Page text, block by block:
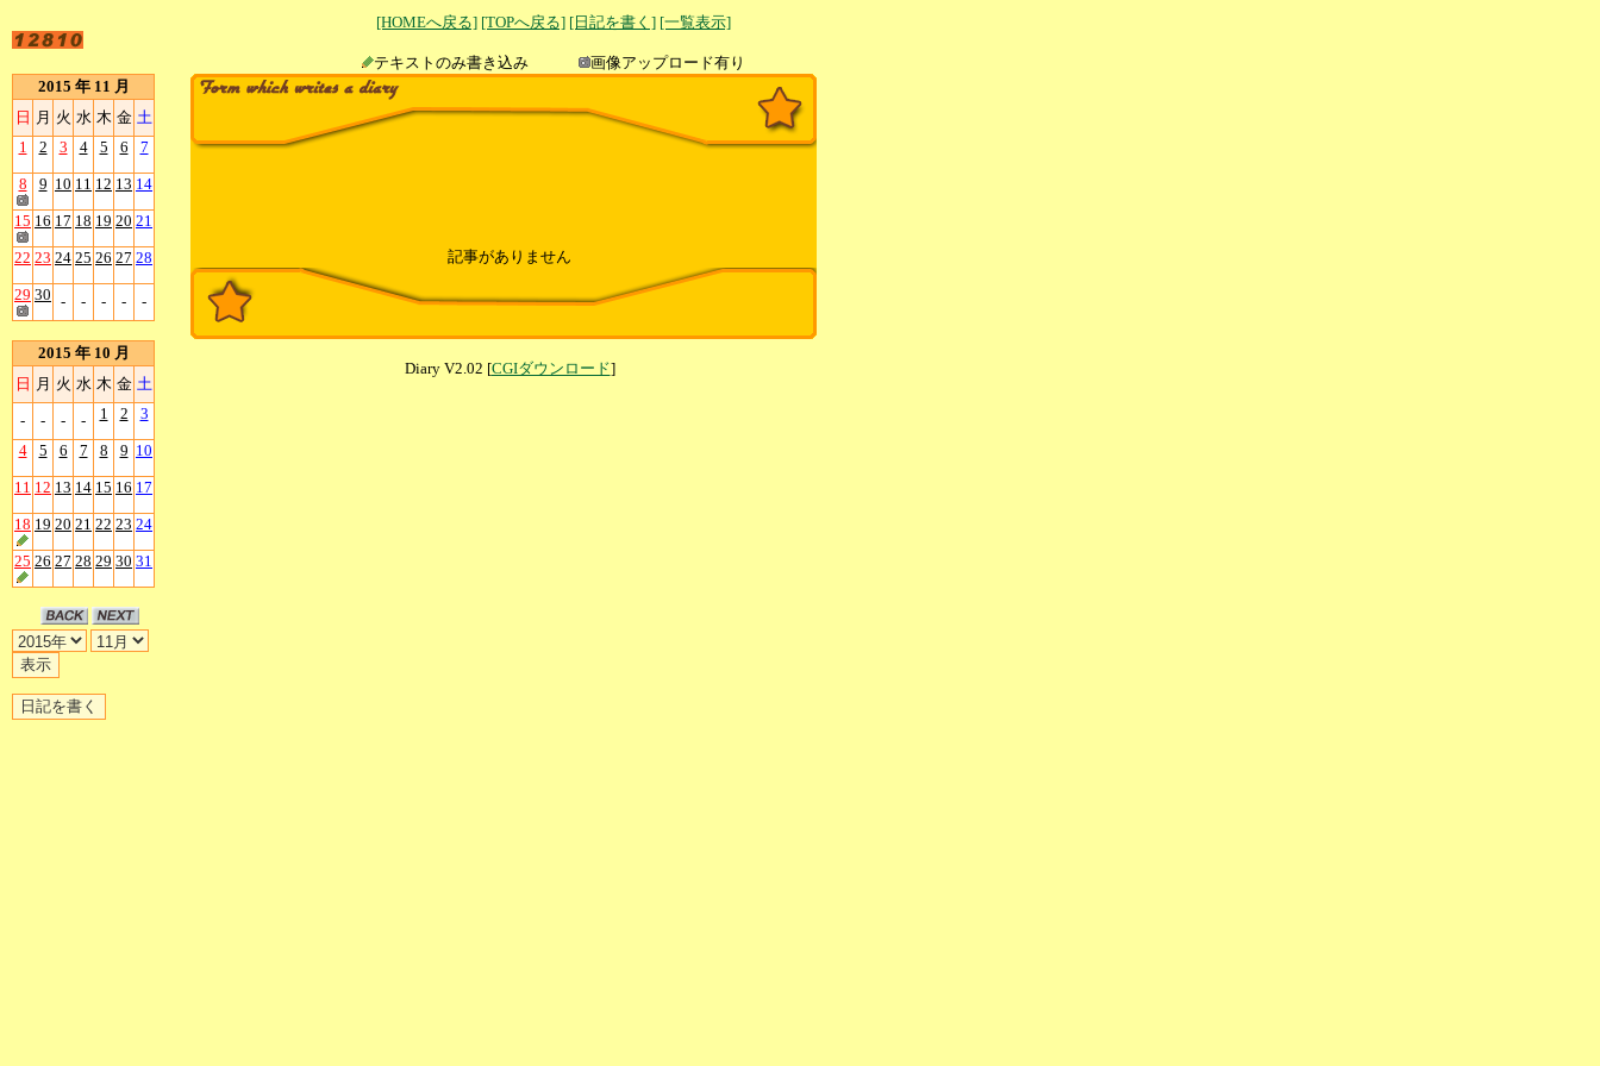
[HOMEへ戻る] [TOPへ戻る] [日記を書く] [一覧表示]
テキストのみ書き込み
画像アップロード有り
2015 年 11 月
日 月 火 水 木 金 土
1
2 3 4 5 6 7
8 9 10 11 12 13 14
15 16 17 18 19 20 21
22 23 24 25 26 27 28
29 30 - - - - -
2015 年 10 月
日 月 火 水 木 金 土
- - - - 1 2 3
4 5 6 7 8 9 10
11 12 13 14 15 16 17
18 19 20 21 22 23 24
25 26 27 28 29 30 31
記事がありません
Diary V2.02 [CGIダウンロード]